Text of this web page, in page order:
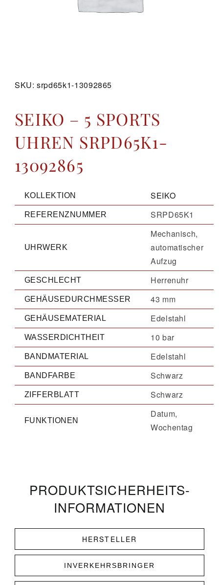
SKU:srpd65k1-13092865
SEIKO – 5 SPORTS
UHREN SRPD65K1-
13092865
KOLLEKTION SEIKO
REFERENZNUMMER SRPD65K1
UHRWERK
Mechanisch,
automatischer
Aufzug
GESCHLECHT Herrenuhr
GEHÄUSEDURCHMESSER 43 mm
GEHÄUSEMATERIAL Edelstahl
WASSERDICHTHEIT 10 bar
BANDMATERIAL Edelstahl
BANDFARBE Schwarz
ZIFFERBLATT Schwarz
FUNKTIONEN
Datum,
Wochentag
PRODUKT­­SICHERHEITS­
INFORMATIONEN
HERSTELLER
INVERKEHRSBRINGER